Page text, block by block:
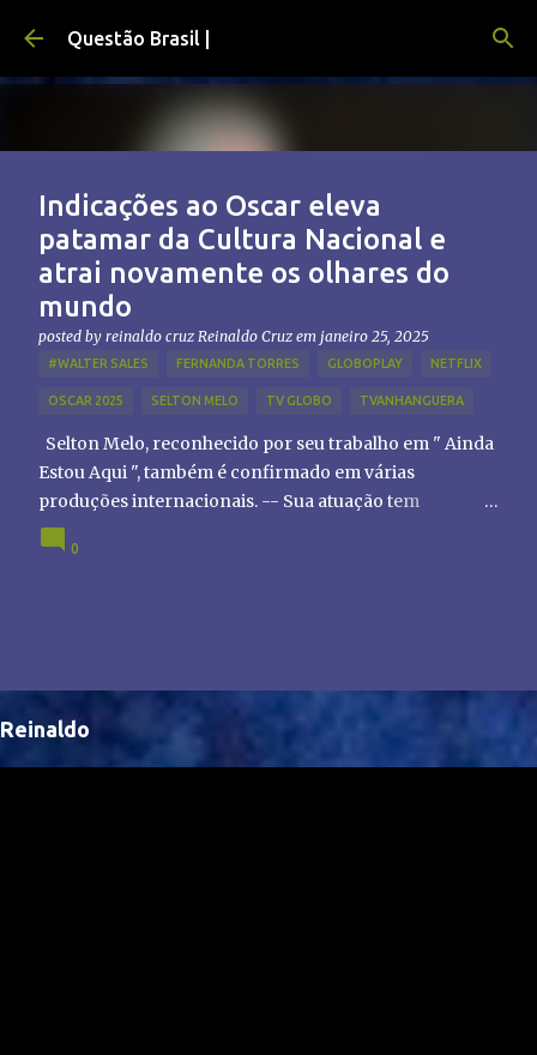
Pular para o conteúdo principal
Questão Brasil |
Indicações ao Oscar eleva
patamar da Cultura Nacional e
atrai novamente os olhares do
mundo
posted by reinaldo cruz Reinaldo Cruz em janeiro 25, 2025
#WALTER SALES FERNANDA TORRES GLOBOPLAY NETFLIX
OSCAR 2025 SELTON MELO TV GLOBO TVANHANGUERA
Selton Melo, reconhecido por seu trabalho em " Ainda
Estou Aqui ", também é confirmado em várias
produções internacionais. -- Sua atuação tem
chamado atenção de diretores e produtores fora do
Brasil, abrindo portas para novas oportunidades no
0
Reinaldo